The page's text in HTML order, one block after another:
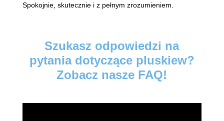
Spokojnie, skutecznie i z pełnym zrozumieniem.
Szukasz odpowiedzi na
pytania dotyczące pluskiew?
Zobacz nasze FAQ!